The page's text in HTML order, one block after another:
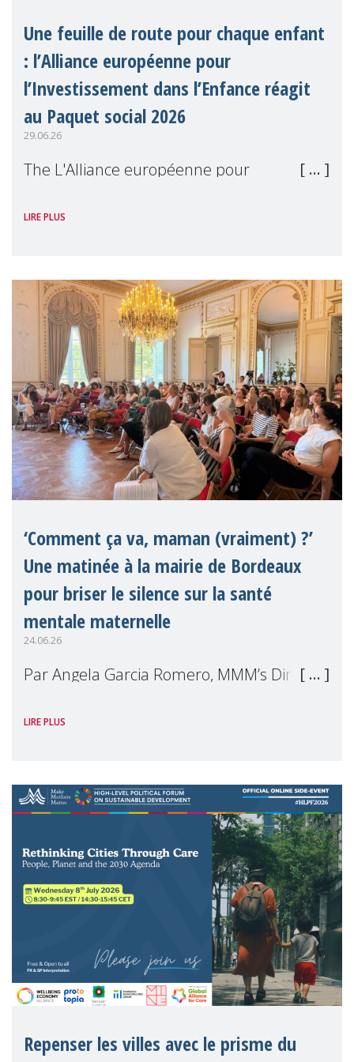
Une feuille de route pour chaque enfant
: l’Alliance européenne pour
l’Investissement dans l’Enfance réagit
au Paquet social 2026
29.06.26
The L'Alliance européenne pour
anglais), dont MMM est membre, a salué le
européenne comme une avancée
significative pour les droits de
LIRE PLUS
‘Comment ça va, maman (vraiment) ?’
Une matinée à la mairie de Bordeaux
pour briser le silence sur la santé
mentale maternelle
24.06.26
Par Angela Garcia Romero, MMM’s Director
vécu une matinée unique, avec le corps et
inspirante, où nous, les mères, nous somm
LIRE PLUS
Repenser les villes avec le prisme du